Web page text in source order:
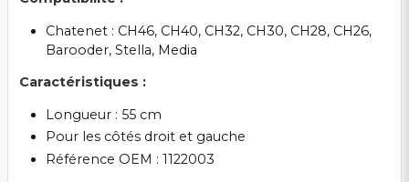
Chatenet : CH46, CH40, CH32, CH30, CH28, CH26,
Barooder, Stella, Media
Caractéristiques :
Longueur : 55 cm
Pour les côtés droit et gauche
Référence OEM : 1122003